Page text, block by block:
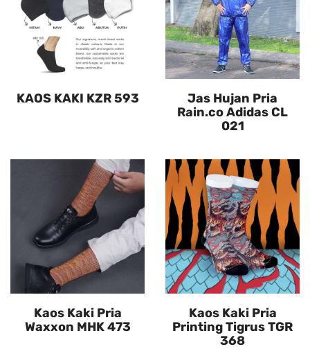
KAOS KAKI KZR 593
Jas Hujan Pria
Rain.co Adidas CL
021
Kaos Kaki Pria
Waxxon MHK 473
Kaos Kaki Pria
Printing Tigrus TGR
368